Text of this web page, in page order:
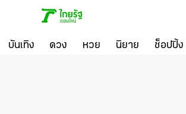
บันเทิง ดวง หวย นิยาย ช็อปปิ้ง